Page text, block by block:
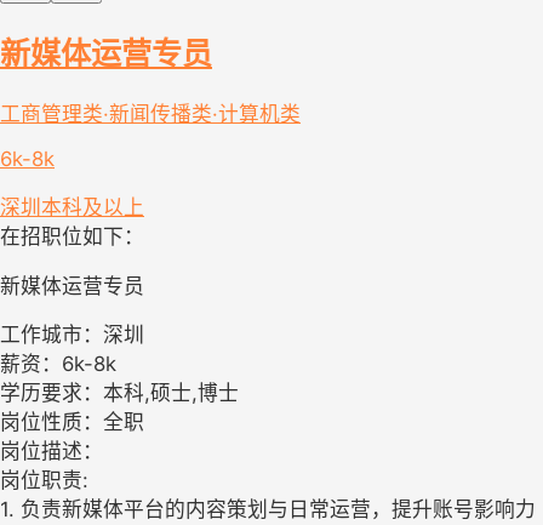
新媒体运营专员
工商管理类·新闻传播类·计算机类
6k-8k
深圳 本科及以上
在招职位如下：
新媒体运营专员
工作城市：深圳
薪资：6k-8k
学历要求：本科,硕士,博士
岗位性质：全职
岗位描述：
岗位职责:
1. 负责新媒体平台的内容策划与日常运营，提升账号影响力